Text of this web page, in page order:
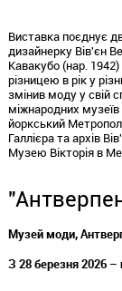
Виставка поєднує
дизайнерку Вів'єн
Кавакубо(нар. 1942)
різницею в рік у
змінив моду у свій
міжнародних
йоркський
Галлієрата архів
Музею Вікторія в
"
Музей моди,
З 28 березня 2026 –